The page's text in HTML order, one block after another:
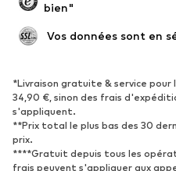
Remise à neuf
CHAUSSURES
Nouveautés
Baskets
Escarpins et talons hauts
Sandales
bien"
Vos données sont en
*Livraison gratuite & service pour
34,90 €, sinon des frais
s'appliquent.
**Prix total le plus bas des 30
prix.
****Gratuit depuis tous les
frais peuvent s'appliquer aux